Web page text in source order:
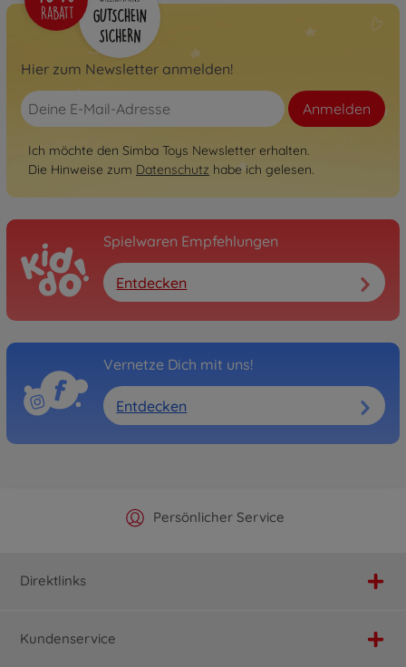
Hier zum Newsletter anmelden!
Anmelden
Ich möchte den Simba Toys Newsletter erhalten.
Die Hinweise zum Datenschutz habe ich gelesen.
Spielwaren Empfehlungen
Entdecken
Vernetze Dich mit uns!
Entdecken
Offizieller Hersteller Shop
Persönlicher Service
Versandkostenfrei ab 25€
Schnelle Lieferung
Direktlinks
Kundenservice